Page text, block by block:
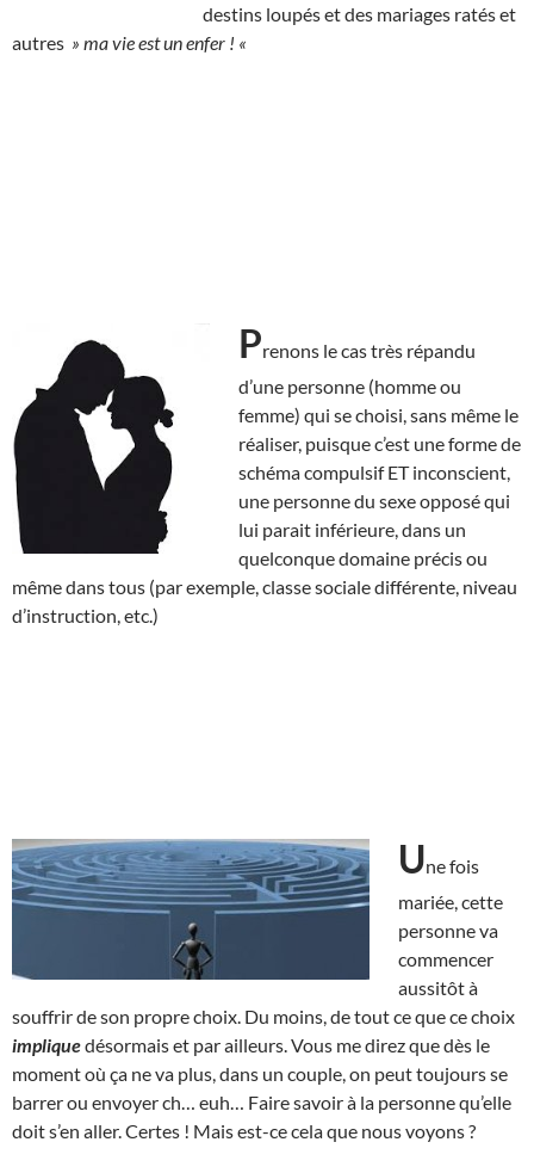
destins loupés et des mariages ratés et
autres » ma vie est un enfer ! «
Prenons le cas très répandu
d’une personne (homme ou
femme) qui se choisi, sans même le
réaliser, puisque c’est une forme de
schéma compulsif ET inconscient,
une personne du sexe opposé qui
lui parait inférieure, dans un
quelconque domaine précis ou
même dans tous (par exemple, classe sociale différente, niveau
d’instruction, etc.)
Une fois
mariée, cette
personne va
commencer
aussitôt à
souffrir de son propre choix. Du moins, de tout ce que ce choix
impliquedésormais et par ailleurs. Vous me direz que dès le
moment où ça ne va plus, dans un couple, on peut toujours se
barrer ou envoyer ch… euh… Faire savoir à la personne qu’elle
doit s’en aller. Certes ! Mais est-ce cela que nous voyons ?